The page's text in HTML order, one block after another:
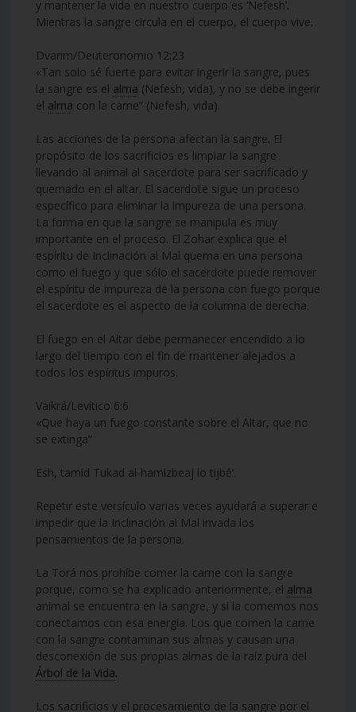
y mantener la vida en nuestro cuerpo es ‘Nefesh’.
Mientras la sangre circula en el cuerpo, el cuerpo vive.
Dvarim/Deuteronomio 12:23
«Tan solo sé fuerte para evitar ingerir la sangre, pues
la sangre es el alma (Nefesh, vida), y no se debe ingerir
el alma con la carne” (Nefesh, vida).
Las acciones de la persona afectan la sangre. El
propósito de los sacrificios es limpiar la sangre
llevando al animal al sacerdote para ser sacrificado y
quemado en el altar. El sacerdote sigue un proceso
específico para eliminar la impureza de una persona.
La forma en que la sangre se manipula es muy
importante en el proceso. El Zohar explica que el
espíritu de Inclinación al Mal quema en una persona
como el fuego y que sólo el sacerdote puede remover
el espíritu de impureza de la persona con fuego porque
el sacerdote es el aspecto de la columna de derecha.
El fuego en el Altar debe permanecer encendido a lo
largo del tiempo con el fin de mantener alejados a
todos los espíritus impuros.
Vaikrá/Levítico 6:6
«Que haya un fuego constante sobre el Altar, que no
se extinga”
Esh, tamid Tukad al-hamizbeaj lo tijbé’.
Repetir este versículo varias veces ayudará a superar e
impedir que la Inclinación al Mal invada los
pensamientos de la persona.
La Torá nos prohíbe comer la carne con la sangre
porque, como se ha explicado anteriormente, el alma
animal se encuentra en la sangre, y si la comemos nos
conectamos con esa energía. Los que comen la carne
con la sangre contaminan sus almas y causan una
desconexión de sus propias almas de la raíz pura del
Árbol de la Vida.
Los sacrificios y el procesamiento de la sangre por el